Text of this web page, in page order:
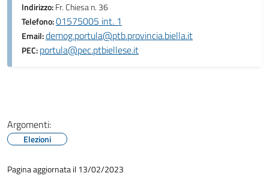
Indirizzo:Fr. Chiesa n. 36
Telefono:01575005 int. 1
Email:demog.portula@ptb.provincia.biella.it
PEC:portula@pec.ptbiellese.it
Argomenti:
Elezioni
Pagina aggiornata il 13/02/2023